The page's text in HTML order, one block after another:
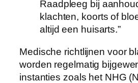
Raadpleeg bij
klachten, koorts of
altijd een huisarts.”
Medische richtlijnen voor
worden regelmatig
instanties zoals het NHG